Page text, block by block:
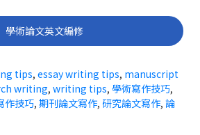
學術論文英文編修
tips, essay writing tips, manuscript
writing, writing tips, 學術寫作技巧,
作技巧, 期刊論文寫作, 研究論文寫作, 論